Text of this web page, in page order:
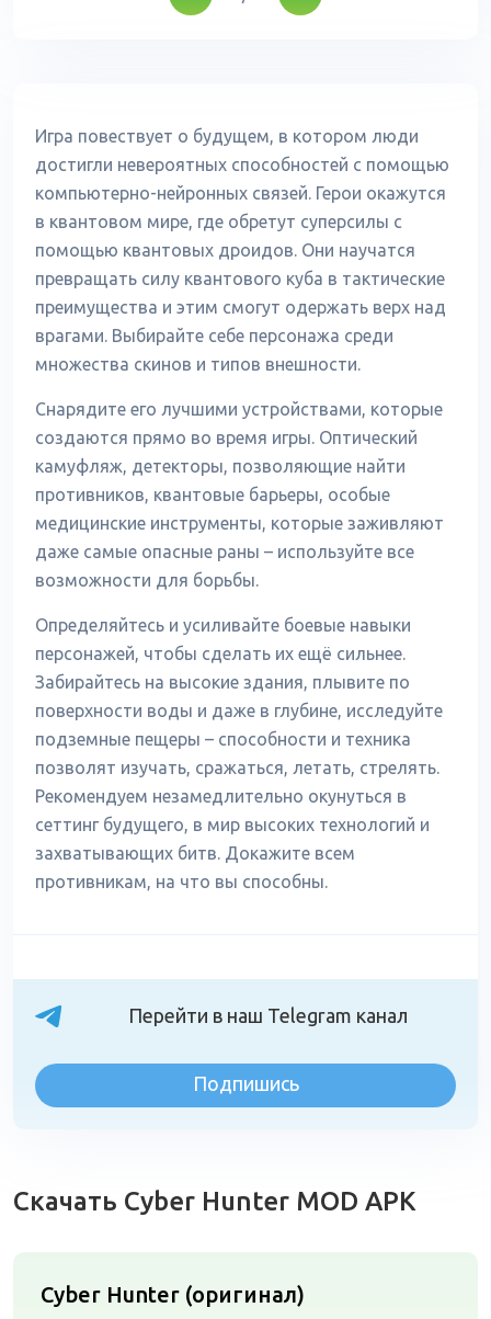
Игра повествует о будущем, в котором люди
достигли невероятных способностей с помощью
компьютерно-нейронных связей. Герои окажутся
в квантовом мире, где обретут суперсилы с
помощью квантовых дроидов. Они научатся
превращать силу квантового куба в тактические
преимущества и этим смогут одержать верх над
врагами. Выбирайте себе персонажа среди
множества скинов и типов внешности.
Снарядите его лучшими устройствами, которые
создаются прямо во время игры. Оптический
камуфляж, детекторы, позволяющие найти
противников, квантовые барьеры, особые
медицинские инструменты, которые заживляют
даже самые опасные раны – используйте все
возможности для борьбы.
Определяйтесь и усиливайте боевые навыки
персонажей, чтобы сделать их ещё сильнее.
Забирайтесь на высокие здания, плывите по
поверхности воды и даже в глубине, исследуйте
подземные пещеры – способности и техника
позволят изучать, сражаться, летать, стрелять.
Рекомендуем незамедлительно окунуться в
сеттинг будущего, в мир высоких технологий и
захватывающих битв. Докажите всем
противникам, на что вы способны.
Перейти в наш Telegram канал
Подпишись
Скачать Cyber Hunter MOD APK
Cyber Hunter (оригинал)